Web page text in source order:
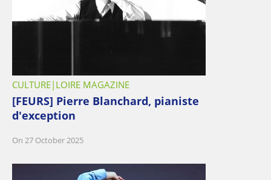
CULTURE LOIRE MAGAZINE
[FEURS] Pierre Blanchard, pianiste
d'exception
On 27 October 2025